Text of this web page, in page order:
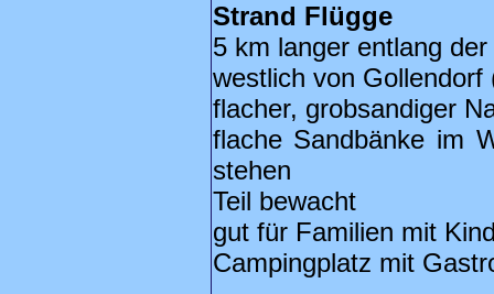
Strand Flügge
5 km langer entlang
westlich von
flacher, grobsandiger
flache Sandbänke im
stehen
Teil bewacht
gut für Familien mit
Campingplatz mit